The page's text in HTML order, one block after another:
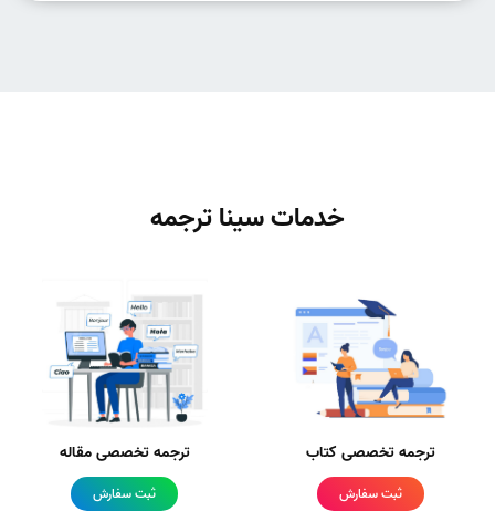
خدمات سینا ترجمه
ترجمه تخصصی کتاب
ثبت سفارش
ترجمه تخصصی مقاله
ثبت سفارش